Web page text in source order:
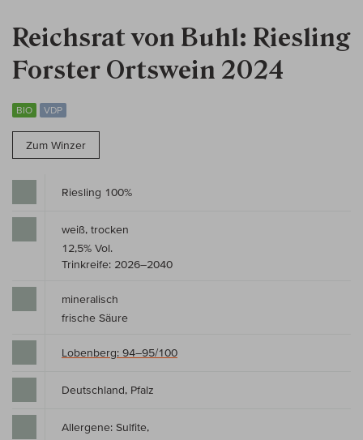
Reichsrat von Buhl: Riesling
Forster Ortswein 2024
BIO VDP
Zum Winzer
Riesling 100%
weiß, trocken
12,5% Vol.
Trinkreife: 2026–2040
mineralisch
frische Säure
Lobenberg: 94–95/100
Deutschland, Pfalz
Allergene: Sulfite,